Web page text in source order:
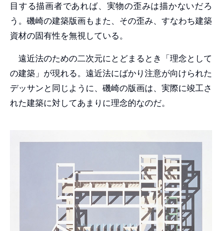
目する描画者であれば、実物の歪みは描かないだろ
う。磯崎の建築版画もまた、その歪み、すなわち建築
資材の固有性を無視している。
遠近法のための二次元にとどまるとき「理念として
の建築」が現れる。遠近法にばかり注意が向けられた
デッサンと同じように、磯崎の版画は、実際に竣工さ
れた建築に対してあまりに理念的なのだ。